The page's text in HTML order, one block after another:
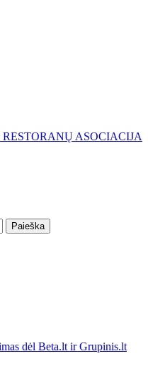
ASOCIACIJA
dėl Beta.lt ir Grupinis.lt